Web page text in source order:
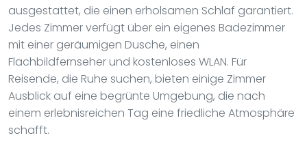
ausgestattet, die einen erholsamen Schlaf garantiert.
Jedes Zimmer verfügt über ein eigenes Badezimmer
mit einer geräumigen Dusche, einen
Flachbildfernseher und kostenloses WLAN. Für
Reisende, die Ruhe suchen, bieten einige Zimmer
Ausblick auf eine begrünte Umgebung, die nach
einem erlebnisreichen Tag eine friedliche Atmosphäre
schafft.